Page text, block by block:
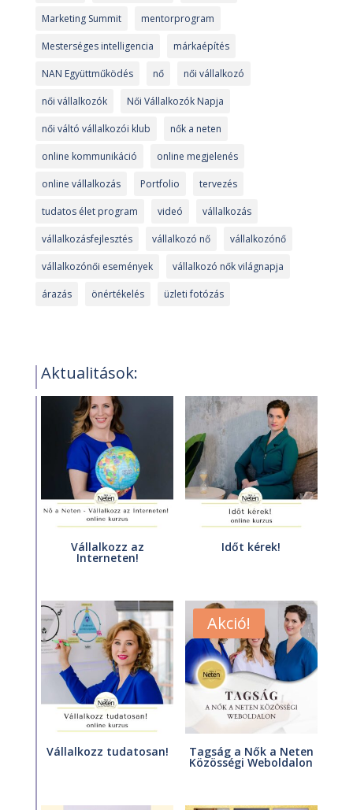
Marketing Summit mentorprogram
Mesterséges intelligencia márkaépítés
NAN Együttműködés nő női vállalkozó
női vállalkozók Női Vállalkozók Napja
női váltó vállalkozói klub nők a neten
online kommunikáció online megjelenés
online vállalkozás Portfolio tervezés
tudatos élet program videó vállalkozás
vállalkozásfejlesztés vállalkozó nő vállalkozónő
vállalkozónői események vállalkozó nők világnapja
árazás önértékelés üzleti fotózás
Aktualitások:
Vállalkozz az
Interneten!
Időt kérek!
Vállalkozz tudatosan!
Akció!
Tagság a Nők a Neten
Közösségi Weboldalon